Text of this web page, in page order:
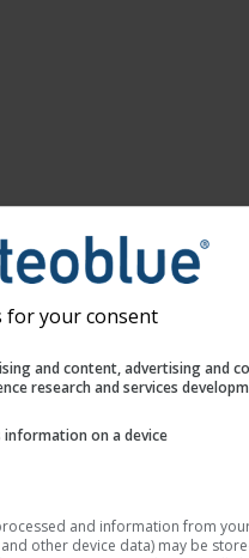
for your consent
and content, advertising and
research and services
information on a device
and information from
other device data) may be